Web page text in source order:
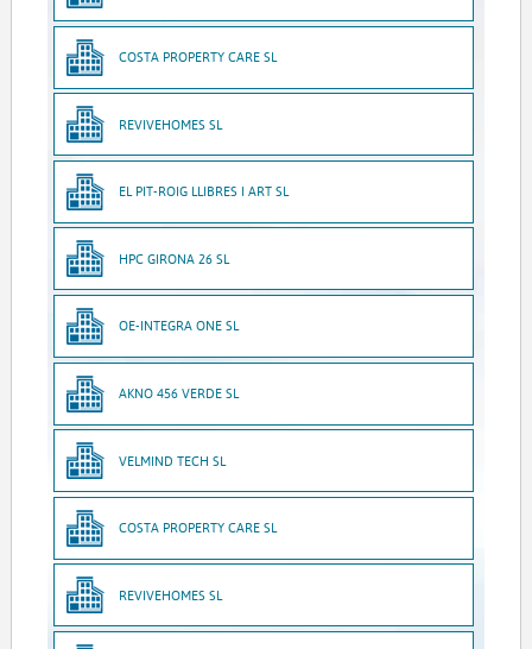
COSTA PROPERTY CARE SL
REVIVEHOMES SL
EL PIT-ROIG LLIBRES I ART SL
HPC GIRONA 26 SL
OE-INTEGRA ONE SL
AKNO 456 VERDE SL
VELMIND TECH SL
COSTA PROPERTY CARE SL
REVIVEHOMES SL